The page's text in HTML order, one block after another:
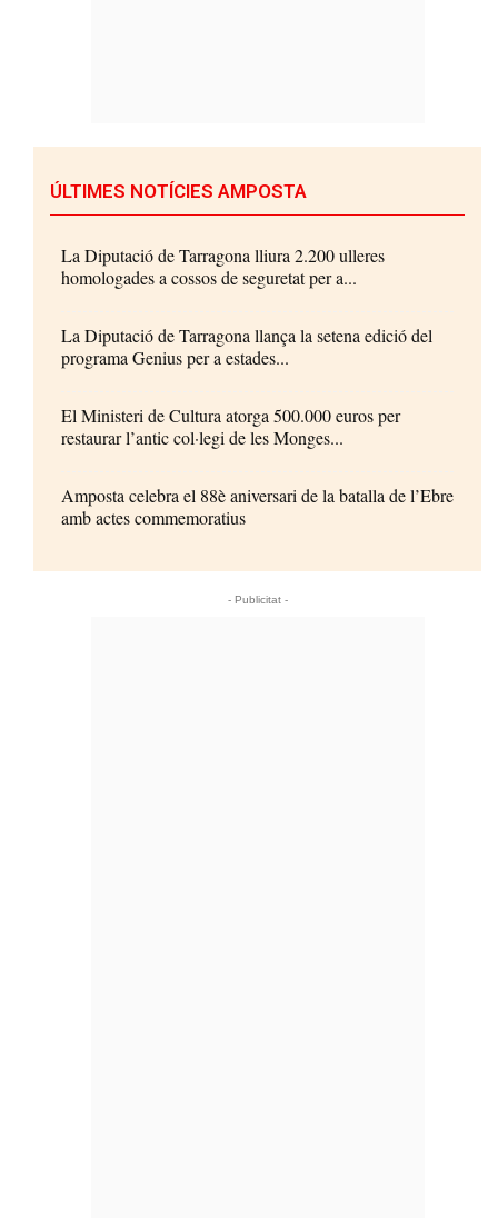
ÚLTIMES NOTÍCIES AMPOSTA
La Diputació de Tarragona lliura 2.200 ulleres
homologades a cossos de seguretat per a...
La Diputació de Tarragona llança la setena edició del
programa Genius per a estades...
El Ministeri de Cultura atorga 500.000 euros per
restaurar l’antic col·legi de les Monges...
Amposta celebra el 88è aniversari de la batalla de l’Ebre
amb actes commemoratius
- Publicitat -